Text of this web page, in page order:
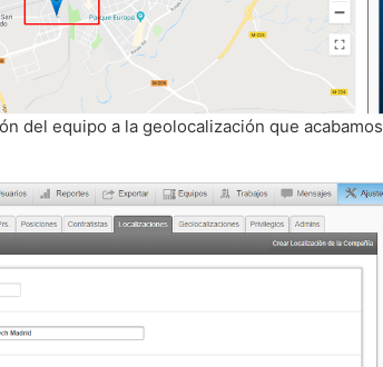
del equipo a la geolocalización que acabamos